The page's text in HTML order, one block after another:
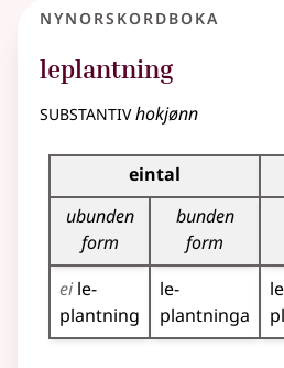
Nynorskordboka
leplantning
substantivhokjønn
Bøyningstabell for dette
eintal
ubunden
form
bunden
form
ei le­
plantning
le­
plantninga